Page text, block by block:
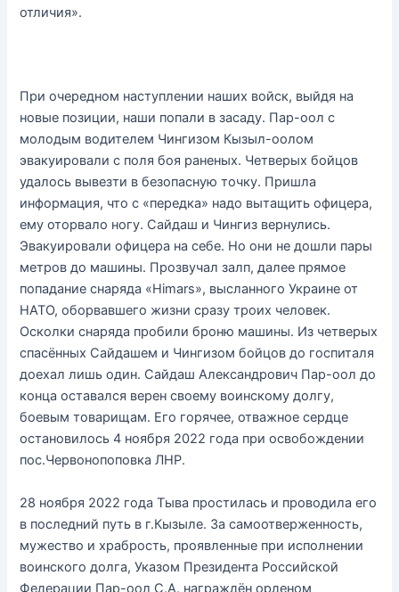
отличия».
При очередном наступлении наших войск, выйдя на
новые позиции, наши попали в засаду. Пар-оол с
молодым водителем Чингизом Кызыл-оолом
эвакуировали с поля боя раненых. Четверых бойцов
удалось вывезти в безопасную точку. Пришла
информация, что с «передка» надо вытащить офицера,
ему оторвало ногу. Сайдаш и Чингиз вернулись.
Эвакуировали офицера на себе. Но они не дошли пары
метров до машины. Прозвучал залп, далее прямое
попадание снаряда «Himars», высланного Украине от
НАТО, оборвавшего жизни сразу троих человек.
Осколки снаряда пробили броню машины. Из четверых
спасённых Сайдашем и Чингизом бойцов до госпиталя
доехал лишь один. Сайдаш Александрович Пар-оол до
конца оставался верен своему воинскому долгу,
боевым товарищам. Его горячее, отважное сердце
остановилось 4 ноября 2022 года при освобождении
пос.Червонопоповка ЛНР.
28 ноября 2022 года Тыва простилась и проводила его
в последний путь в г.Кызыле. За самоотверженность,
мужество и храбрость, проявленные при исполнении
воинского долга, Указом Президента Российской
Федерации Пар-оол С.А. награждён орденом